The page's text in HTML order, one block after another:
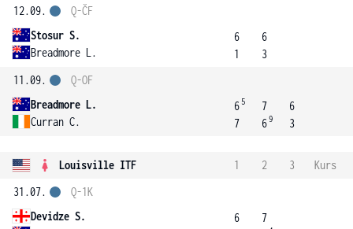
12.09.
Stosur S.
Breadmore L.
Q-ČF
6
1
6
3
11.09.
Breadmore L.
Curran C.
Q-OF
6 5
7
7
69
6
3
Louisville ITF 1 2 3
Kurs
31.07.
Devidze S.
Q-1K
6
7